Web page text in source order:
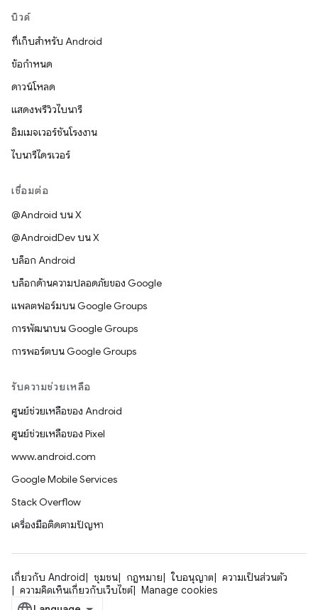
บิวด์
ที่เก็บสำหรับ Android
ข้อกำหนด
ดาวน์โหลด
แสดงพรีวิวไบนารี
อิมเมจเวอร์ชันโรงงาน
ไบนารีไดรเวอร์
เชื่อมต่อ
@Android บน X
@AndroidDev บน X
บล็อก Android
บล็อกด้านความปลอดภัยของ Google
แพลตฟอร์มบน Google Groups
การพัฒนาบน Google Groups
การพอร์ตบน Google Groups
รับความช่วยเหลือ
ศูนย์ช่วยเหลือของ Android
ศูนย์ช่วยเหลือของ Pixel
www.android.com
Google Mobile Services
Stack Overflow
เครื่องมือติดตามปัญหา
เกี่ยวกับ Android ชุมชน กฎหมาย ใบอนุญาต
ความเป็นส่วนตัว
ความคิดเห็นเกี่ยวกับเว็บไซต์
Manage cookies